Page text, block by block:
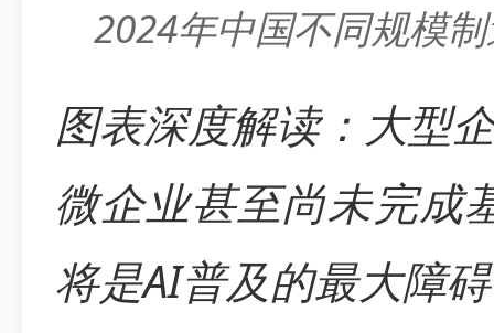
2024年中国不同规模
图表深度解读：大型
微企业甚至尚未完成
将是AI普及的最大障